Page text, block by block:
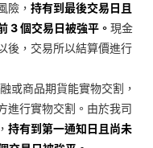
險， 持有到最後交易日且
3 個交易日被強平。 現金
後，交易所以結算價進行
或商品期貨能實物交割，
進行實物交割。由於我司
持有到第一通知日且尚未